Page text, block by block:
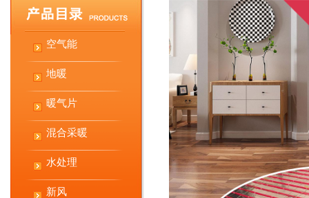
空气能
地暖
暖气片
混合采暖
水处理
新风